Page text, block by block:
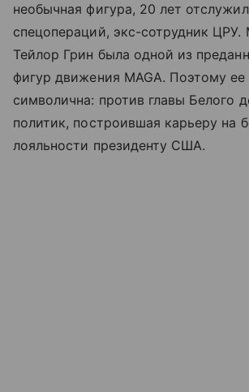
необычная фигура, 20 лет
спецопераций, экс-сотрудник
Тейлор Грин была одной из
фигур движения MAGA. Поэтому ее
символична: против главы Белого
политик, построившая карьеру на
лояльности президенту США.